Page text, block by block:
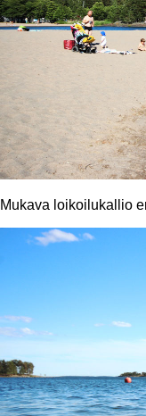
Mukava loikoilukallio